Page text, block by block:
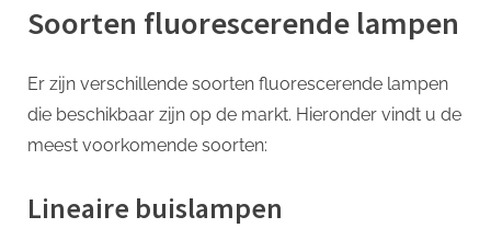
Soorten fluorescerende lampen
Er zijn verschillende soorten fluorescerende lampen
die beschikbaar zijn op de markt. Hieronder vindt u de
meest voorkomende soorten:
Lineaire buislampen